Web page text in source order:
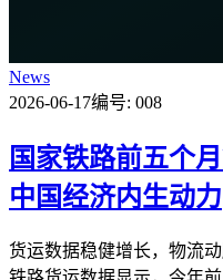
News
2026-06-17编号: 008
国家铁路前五个
中国经济内生动力
货运数据稳健增长，物流